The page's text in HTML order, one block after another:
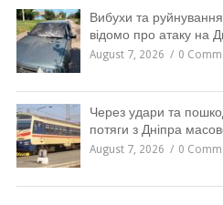
Вибухи та
відомо про атаку на
August 7, 2026 0
Через удари та
потяги з Дніпра
August 7, 2026 0